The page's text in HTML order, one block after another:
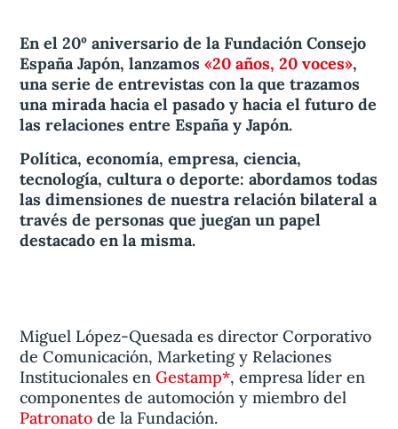
En el 20º aniversario de la Fundación Consejo
España Japón, lanzamos«20 años, 20 voces»,
una serie de entrevistas con la que trazamos
una mirada hacia el pasado y hacia el futuro de
las relaciones entre España y Japón.
Política, economía, empresa, ciencia,
tecnología, cultura o deporte: abordamos todas
las dimensiones de nuestra relación bilateral a
través de personas que juegan un papel
destacado en la misma.
Miguel López-Quesada es director Corporativo
de Comunicación, Marketing y Relaciones
Institucionales enGestamp*, empresa líder en
componentes de automoción y miembro del
Patronato de la Fundación.